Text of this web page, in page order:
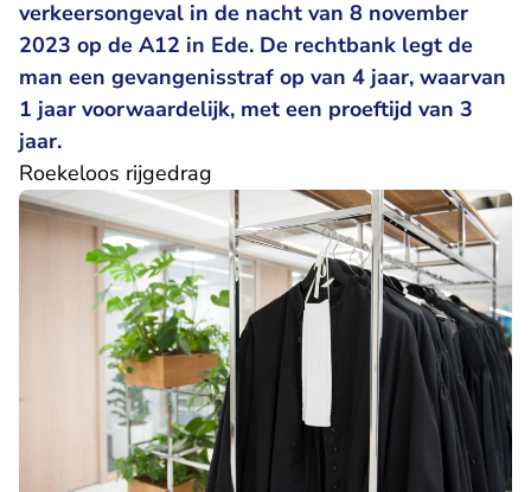
verkeersongeval in de nacht van 8 november
2023 op de A12 in Ede. De rechtbank legt de
man een gevangenisstraf op van 4 jaar, waarvan
1 jaar voorwaardelijk, met een proeftijd van 3
jaar.
Roekeloos rijgedrag